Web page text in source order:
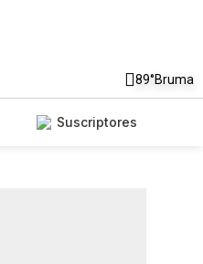
89°Bruma
Suscriptores